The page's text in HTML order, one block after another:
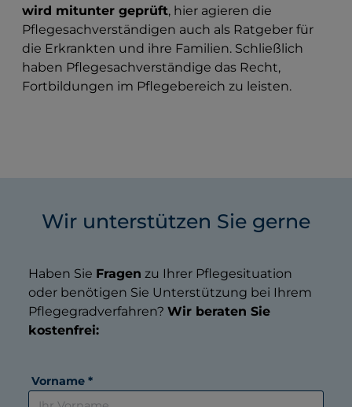
wird mitunter geprüft, hier agieren die
Pflegesachverständigen auch als Ratgeber für
die Erkrankten und ihre Familien. Schließlich
haben Pflegesachverständige das Recht,
Fortbildungen im Pflegebereich zu leisten.
Wir unterstützen Sie gerne
Haben Sie Fragen zu Ihrer Pflegesituation
oder benötigen Sie Unterstützung bei Ihrem
Pflegegradverfahren? Wir beraten Sie
kostenfrei:
Vorname *